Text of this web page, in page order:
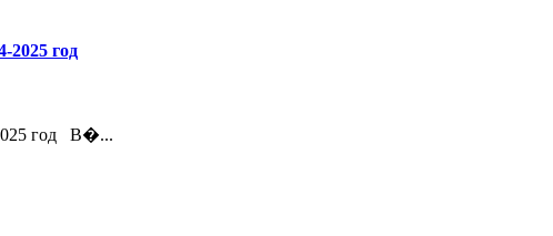
2025 год
год В�...